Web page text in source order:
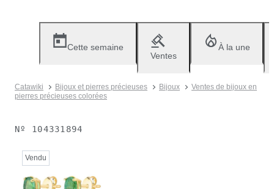
Cette semaine
Ventes
À la une
Catawiki Bijoux et pierres précieuses Bijoux
Ventes de bijoux en
pierres précieuses colorées
Nº 104331894
Vendu